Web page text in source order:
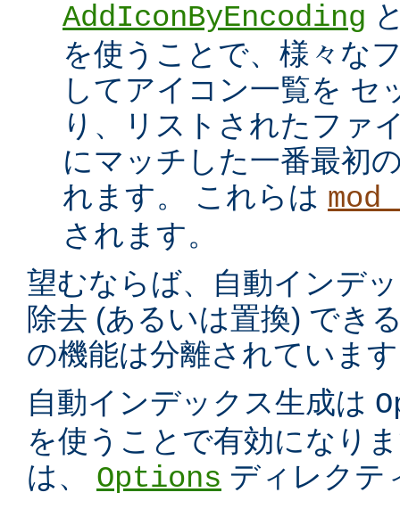
AddIconByEncoding
を使うことで、様々な
してアイコン一覧を セ
り、リストされたファ
にマッチした一番最初
れます。 これらは
されます。
望むならば、自動インデ
除去 (あるいは置換) でき
の機能は分離されていま
自動インデックス生成は
を使うことで有効になり
は、 Options ディレクテ